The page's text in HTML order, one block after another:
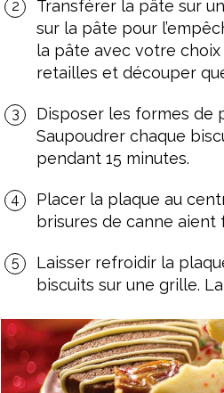
Transférer la pâte sur
sur la pâte pour
la pâte avec votre choix
retailles et découper
Disposer les formes de
Saupoudrer chaque
pendant 15 minutes.
Placer la plaque au
brisures de canne aient
Laisser refroidir la
biscuits sur une grille.